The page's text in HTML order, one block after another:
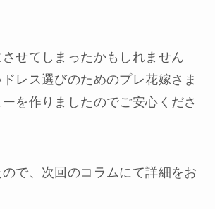
せてしまったかもしれません
レス選びのためのプレ花嫁さま
を作りましたのでご安心くださ
で、次回のコラムにて詳細をお